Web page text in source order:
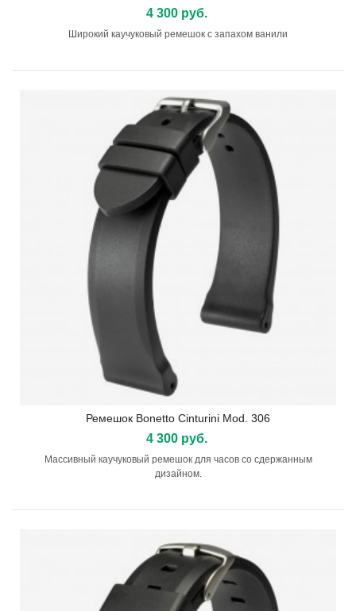
4 300 руб.
Широкий каучуковый ремешок с запахом ванили
Ремешок Bonetto Cinturini Mod. 306
4 300 руб.
Массивный каучуковый ремешок для часов со сдержанным
дизайном.